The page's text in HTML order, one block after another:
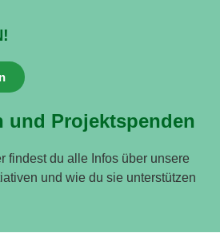
und Projektspenden
findest du alle Infos über unsere
und wie du sie unterstützen